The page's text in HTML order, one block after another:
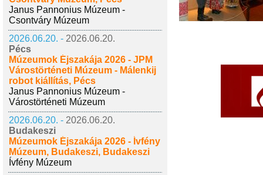
Janus Pannonius Múzeum -
Csontváry Múzeum
2026.06.20. - 2026.06.20.
Pécs
Múzeumok Éjszakája 2026 - JPM
Várostörténeti Múzeum - Málenkij
robot kiállítás, Pécs
Janus Pannonius Múzeum -
Várostörténeti Múzeum
2026.06.20. - 2026.06.20.
Budakeszi
Múzeumok Éjszakája 2026 - Ívfény
Múzeum, Budakeszi, Budakeszi
Ívfény Múzeum